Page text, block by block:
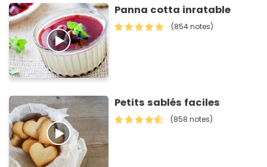
Panna cotta inratable
(854 notes)
Petits sablés faciles
(858 notes)